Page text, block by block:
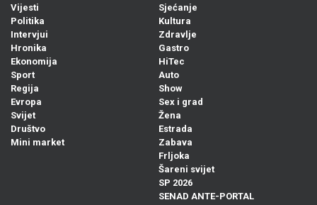
Vijesti
Politika
Intervjui
Hronika
Ekonomija
Sport
Regija
Evropa
Svijet
Društvo
Mini market
Sjećanje
Kultura
Zdravlje
Gastro
HiTec
Auto
Show
Sex i grad
Žena
Estrada
Zabava
Frljoka
Šareni svijet
SP 2026
SENAD ANTE-PORTAL